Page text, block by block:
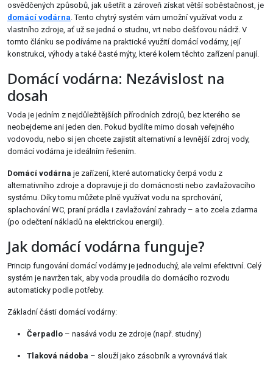
osvědčených způsobů, jak ušetřit a zároveň získat větší soběstačnost, je
domácí vodárna. Tento chytrý systém vám umožní využívat vodu z
vlastního zdroje, ať už se jedná o studnu, vrt nebo dešťovou nádrž. V
tomto článku se podíváme na praktické využití domácí vodárny, její
konstrukci, výhody a také časté mýty, které kolem těchto zařízení panují.
Domácí vodárna: Nezávislost na
dosah
Voda je jedním z nejdůležitějších přírodních zdrojů, bez kterého se
neobejdeme ani jeden den. Pokud bydlíte mimo dosah veřejného
vodovodu, nebo si jen chcete zajistit alternativní a levnější zdroj vody,
domácí vodárna je ideálním řešením.
Domácí vodárna je zařízení, které automaticky čerpá vodu z
alternativního zdroje a dopravuje ji do domácnosti nebo zavlažovacího
systému. Díky tomu můžete plně využívat vodu na sprchování,
splachování WC, praní prádla i zavlažování zahrady – a to zcela zdarma
(po odečtení nákladů na elektrickou energii).
Jak domácí vodárna funguje?
Princip fungování domácí vodárny je jednoduchý, ale velmi efektivní. Celý
systém je navržen tak, aby voda proudila do domácího rozvodu
automaticky podle potřeby.
Základní části domácí vodárny:
Čerpadlo – nasává vodu ze zdroje (např. studny)
Tlaková nádoba – slouží jako zásobník a vyrovnává tlak